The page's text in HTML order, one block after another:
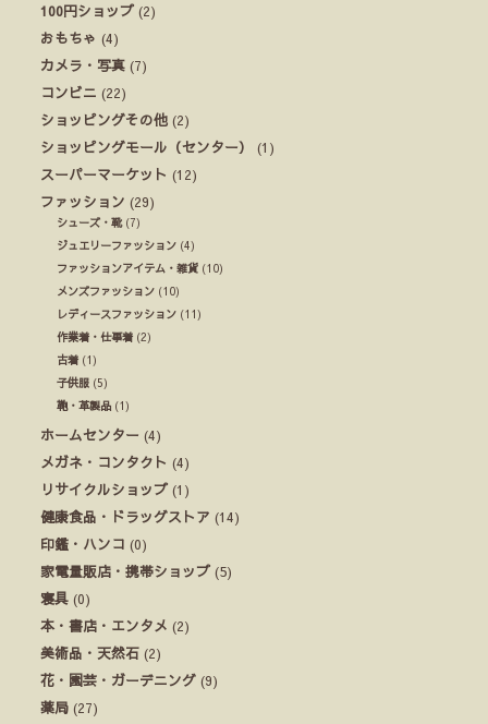
100円ショップ (2)
おもちゃ (4)
カメラ・写真 (7)
コンビニ (22)
ショッピングその他 (2)
ショッピングモール（センター）
(1)
スーパーマーケット (12)
ファッション (29)
シューズ・靴(7)
ジュエリーファッション (4)
ファッションアイテム・雑貨 (10)
メンズファッション (10)
レディースファッション (11)
作業着・仕事着 (2)
古着 (1)
子供服 (5)
鞄・革製品 (1)
ホームセンター (4)
メガネ・コンタクト (4)
リサイクルショップ (1)
健康食品・ドラッグストア (14)
印鑑・ハンコ (0)
家電量販店・携帯ショップ (5)
寝具 (0)
本・書店・エンタメ (2)
美術品・天然石 (2)
花・園芸・ガーデニング (9)
薬局 (27)